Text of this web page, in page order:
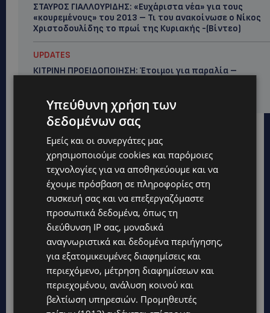
ΣΤΑΥΡΟΣ ΓΙΑΛΛΟΥΡΙΔΗΣ: «Ευχάριστα νέα» για τους
«κουρεμένους» του 2013 – Τι του ανακοίνωσε ο Νίκος
Χριστοδουλίδης το πρωί της Κυριακής -(Βίντεο)
UPDATES
ΚΙΤΡΙΝΗ ΠΡΟΕΙΔΟΠΟΙΗΣΗ: Έτοιμοι για παραλία –
Υπεύθυνη χρήση των
δεδομένων σας
Εμείς και οι συνεργάτες μας
χρησιμοποιούμε cookies και παρόμοιες
τεχνολογίες για να αποθηκεύουμε και να
έχουμε πρόσβαση σε πληροφορίες στη
συσκευή σας και να επεξεργαζόμαστε
προσωπικά δεδομένα, όπως τη
διεύθυνση IP σας, μοναδικά
αναγνωριστικά και δεδομένα περιήγησης,
για εξατομικευμένες διαφημίσεις και
περιεχόμενο, μέτρηση διαφημίσεων και
περιεχομένου, ανάλυση κοινού και
βελτίωση υπηρεσιών. Προμηθευτές